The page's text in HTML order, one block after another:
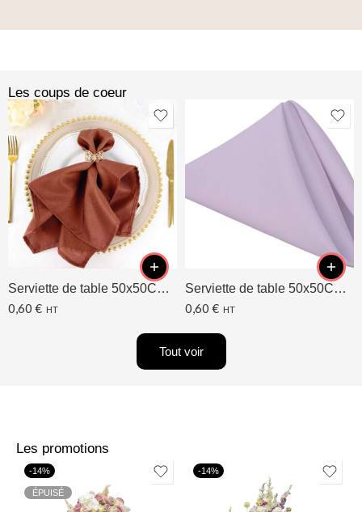
Les coups de coeur​
Serviette de table 50x50CM Terracotta
0,60 € HT
Serviette de table 50x50CM Lavande/Lilas
0,60 € HT
Tout voir
Les promotions
-14%
ÉPUISÉ
-14%